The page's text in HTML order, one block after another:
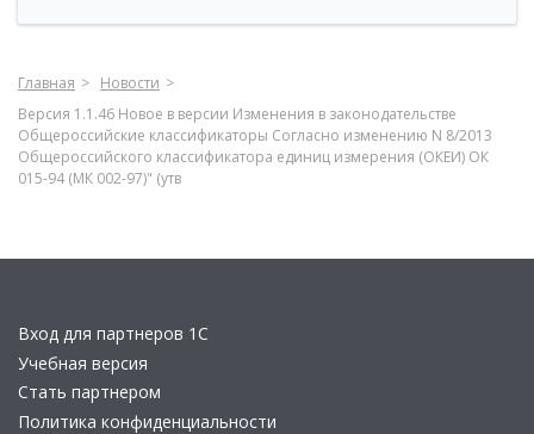
Главная
Новости
Версия 1.1.46 Новое в версии Изменения в законодательстве
Общероссийские классификаторы Согласно изменению N 8/2013
Общероссийского классификатора единиц измерения (ОКЕИ) ОК
015-94 (МК 002-97)" (утв
Вход для партнеров 1С
Учебная версия
Стать партнером
Политика конфиденциальности